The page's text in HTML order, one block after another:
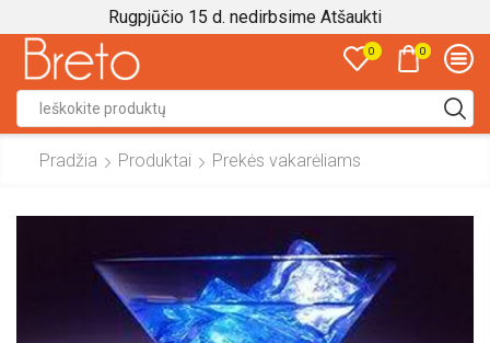
Rugpjūčio 15 d. nedirbsime Atšaukti
0 0
input
Pradžia Produktai Prekės vakarėliams